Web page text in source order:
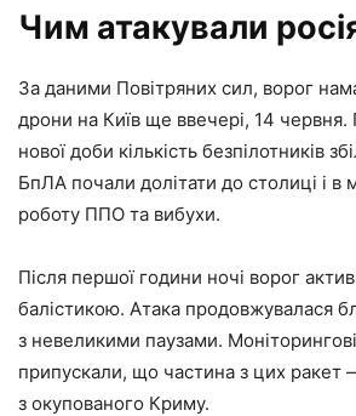
Чим атакували
За даними Повітряних сил, ворог
дрони на Київ ще ввечері, 14 червня.
нової доби кількість безпілотників
БпЛА почали долітати до столиці і в
роботу ППО та вибухи.
Після першої години ночі ворог
балістикою. Атака продовжувалася
з невеликими паузами.
припускали, що частина з цих ракет
з окупованого Криму.